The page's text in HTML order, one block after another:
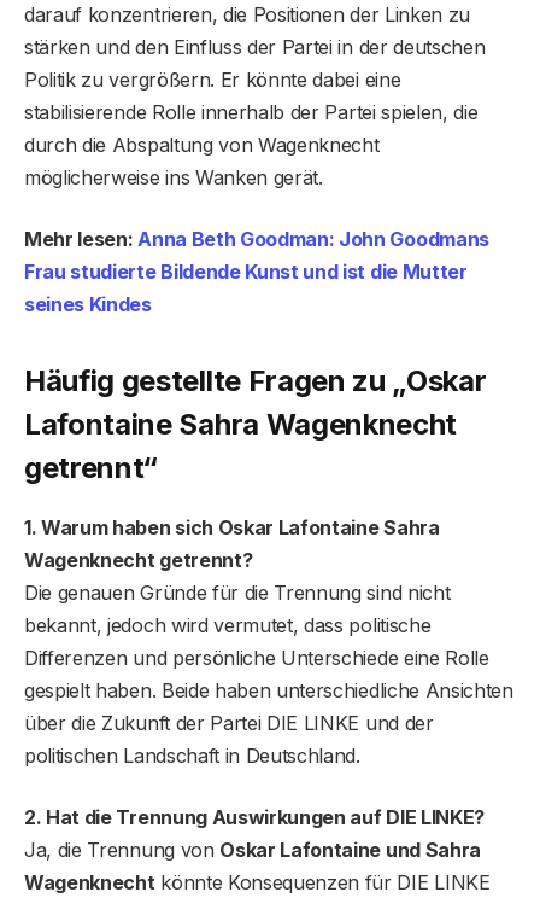
darauf konzentrieren, die Positionen der Linken zu
stärken und den Einfluss der Partei in der deutschen
Politik zu vergrößern. Er könnte dabei eine
stabilisierende Rolle innerhalb der Partei spielen, die
durch die Abspaltung von Wagenknecht
möglicherweise ins Wanken gerät.
Mehr lesen: Anna Beth Goodman: John Goodmans
Frau studierte Bildende Kunst und ist die Mutter
seines Kindes
Häufig gestellte Fragen zu „Oskar
Lafontaine Sahra Wagenknecht
getrennt“
1. Warum haben sich Oskar Lafontaine Sahra
Wagenknecht getrennt?
Die genauen Gründe für die Trennung sind nicht
bekannt, jedoch wird vermutet, dass politische
Differenzen und persönliche Unterschiede eine Rolle
gespielt haben. Beide haben unterschiedliche Ansichten
über die Zukunft der Partei DIE LINKE und der
politischen Landschaft in Deutschland.
2. Hat die Trennung Auswirkungen auf DIE LINKE?
Ja, die Trennung von Oskar Lafontaine und Sahra
Wagenknechtkönnte Konsequenzen für DIE LINKE